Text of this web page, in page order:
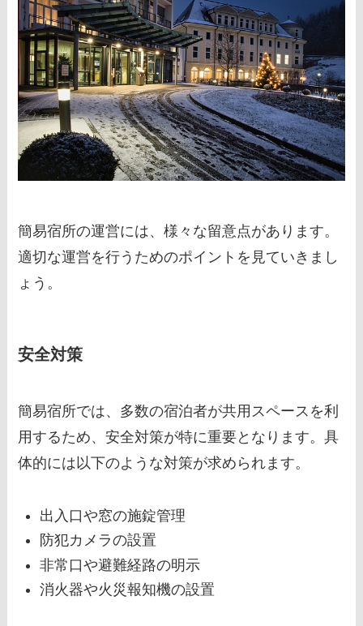
簡易宿所の運営には、様々な留意点があります。
適切な運営を行うためのポイントを見ていきまし
ょう。
安全対策
簡易宿所では、多数の宿泊者が共用スペースを利
用するため、安全対策が特に重要となります。具
体的には以下のような対策が求められます。
出入口や窓の施錠管理
防犯カメラの設置
非常口や避難経路の明示
消火器や火災報知機の設置